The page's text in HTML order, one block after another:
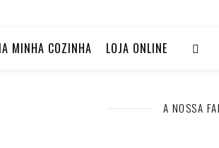
MINHA COZINHA LOJA ONLINE
A NOSSA